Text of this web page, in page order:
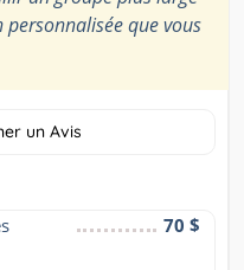
que vous
un Avis
70 $